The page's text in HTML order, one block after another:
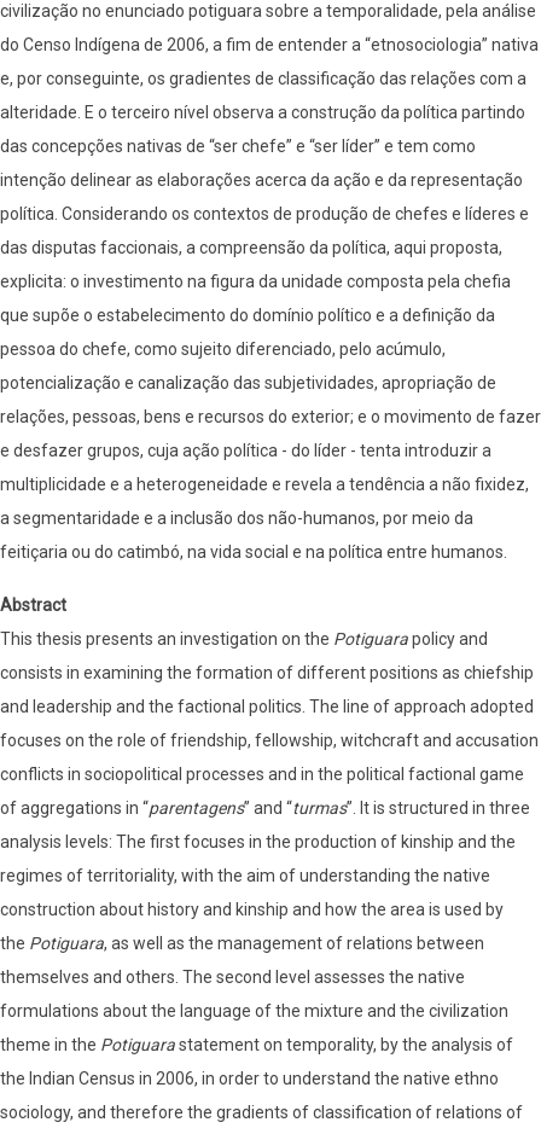
civilização no enunciado potiguara sobre a temporalidade, pela análise
do Censo Indígena de 2006, a fim de entender a “etnosociologia” nativa
e, por conseguinte, os gradientes de classificação das relações com a
alteridade. E o terceiro nível observa a construção da política partindo
das concepções nativas de “ser chefe” e “ser líder” e tem como
intenção delinear as elaborações acerca da ação e da representação
política. Considerando os contextos de produção de chefes e líderes e
das disputas faccionais, a compreensão da política, aqui proposta,
explicita: o investimento na figura da unidade composta pela chefia
que supõe o estabelecimento do domínio político e a definição da
pessoa do chefe, como sujeito diferenciado, pelo acúmulo,
potencialização e canalização das subjetividades, apropriação de
relações, pessoas, bens e recursos do exterior; e o movimento de fazer
e desfazer grupos, cuja ação política - do líder - tenta introduzir a
multiplicidade e a heterogeneidade e revela a tendência a não fixidez,
a segmentaridade e a inclusão dos não-humanos, por meio da
feitiçaria ou do catimbó, na vida social e na política entre humanos.
Abstract
This thesis presents an investigation on the Potiguarapolicy and
consists in examining the formation of different positions as chiefship
and leadership and the factional politics. The line of approach adopted
focuses on the role of friendship, fellowship, witchcraft and accusation
conflicts in sociopolitical processes and in the political factional game
of aggregations in “parentagens” and “turmas”. It is structured in three
analysis levels: The first focuses in the production of kinship and the
regimes of territoriality, with the aim of understanding the native
construction about history and kinship and how the area is used by
the Potiguara, as well as the management of relations between
themselves and others. The second level assesses the native
formulations about the language of the mixture and the civilization
theme in the Potiguarastatement on temporality, by the analysis of
the Indian Census in 2006, in order to understand the native ethno
sociology, and therefore the gradients of classification of relations of